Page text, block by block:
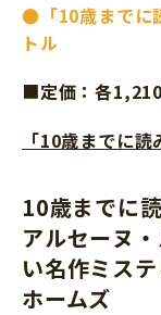
● 「10歳まで
トル
■定価：各
「10歳までに
10歳までに
アルセーヌ
い名作ミス
ホームズ